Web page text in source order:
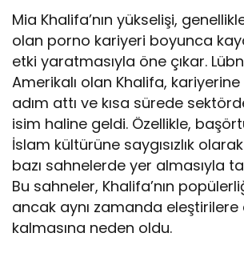
Mia Khalifa’nın yükselişi,
olan porno kariyeri boyunca
etki yaratmasıyla öne çıkar.
Amerikalı olan Khalifa, kariyerine
adım attı ve kısa sürede
isim haline geldi. Özellikle,
İslam kültürüne saygısızlık
bazı sahnelerde yer almasıyla
Bu sahneler, Khalifa’nın
ancak aynı zamanda
kalmasına neden oldu.